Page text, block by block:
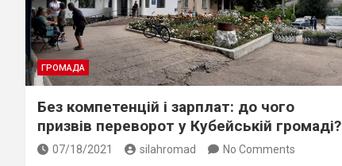
ГРОМАДА
Без компетенцій і зарплат: до чого
призвів переворот у Кубейській громаді?
07/18/2021 silahromad No Comments